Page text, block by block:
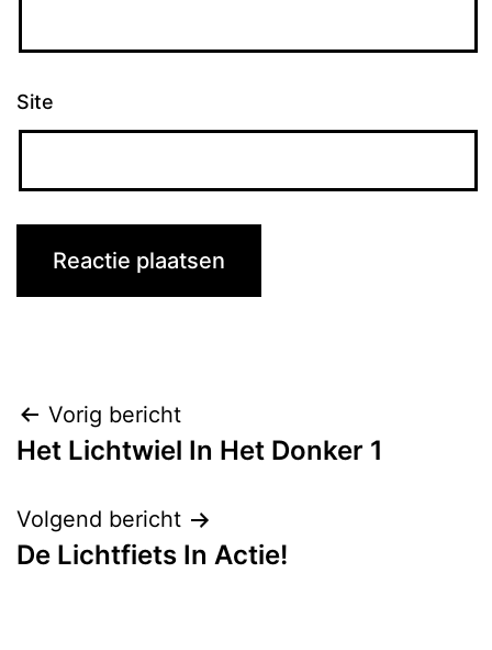
Site
Bericht
navigatie
Vorig bericht
Het Lichtwiel In Het Donker 1
Volgend bericht
De Lichtfiets In Actie!